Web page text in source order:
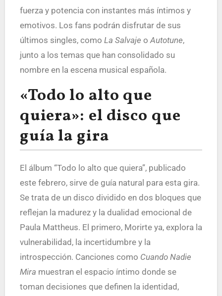
fuerza y potencia con instantes más íntimos y
emotivos. Los fans podrán disfrutar de sus
últimos singles, como La Salvaje oAutotune,
junto a los temas que han consolidado su
nombre en la escena musical española.
«Todo lo alto que
quiera»: el disco que
guía la gira
El álbum “Todo lo alto que quiera”, publicado
este febrero, sirve de guía natural para esta gira.
Se trata de un disco dividido en dos bloques que
reflejan la madurez y la dualidad emocional de
Paula Mattheus. El primero, Morirte ya, explora la
vulnerabilidad, la incertidumbre y la
introspección. Canciones como Cuando Nadie
Mira muestran el espacio íntimo donde se
toman decisiones que definen la identidad,